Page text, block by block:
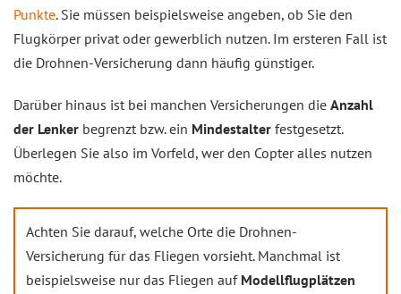
Punkte. Sie müssen beispielsweise angeben, ob Sie den
Flugkörper privat oder gewerblich nutzen. Im ersteren Fall ist
die Drohnen-Versicherung dann häufig günstiger.
Darüber hinaus ist bei manchen Versicherungen die Anzahl
der Lenker begrenzt bzw. ein Mindestalter festgesetzt.
Überlegen Sie also im Vorfeld, wer den Copter alles nutzen
möchte.
Achten Sie darauf, welche Orte die Drohnen-
Versicherung für das Fliegen vorsieht. Manchmal ist
beispielsweise nur das Fliegen auf Modellflugplätzen